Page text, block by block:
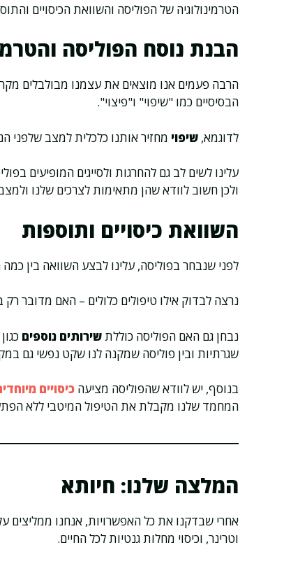
הטרמינולוגיה של הפוליסה והשוואת הכיסויים
הבנת נוסח הפוליסה
הרבה פעמים אנו מוצאים את עצמנו מבולבלים
הבסיסיים כמו "שיפוי" ו"פיצוי".
לדוגמא, שיפוי מחזיר אותנו כלכלית למצב שלפני
עלינו לשים לב גם להחרגות ולסייגים המופיעים
ולכן חשוב לוודא שהן מתאימות לצרכים שלנו
השוואת כיסויים ותוספות
לפני שנבחר בפוליסה, עלינו לבצע השוואה בין
נרצה לבדוק אילו טיפולים כלולים – האם מדובר
נבחן גם האם הפוליסה כוללתשירותים נוספים
שגרתיות ובין פוליסה שמקנה לנו שקט נפשי גם
בנוסף, יש לוודא שהפוליסה מציעה כיסויים
המחמד שלנו מקבלת את הטיפול המיטבי ללא
המלצה שלנו: חיותא
אחרי שבדקנו את כל האפשרויות, אנחנו ממליצים
וטרינר, וכיסוי מחלות גנטיות לכל החיים.